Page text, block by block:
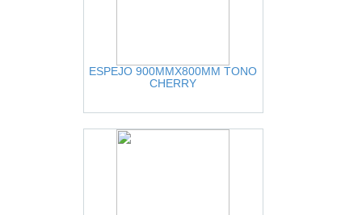
ESPEJO 900MMX800MM TONO
CHERRY